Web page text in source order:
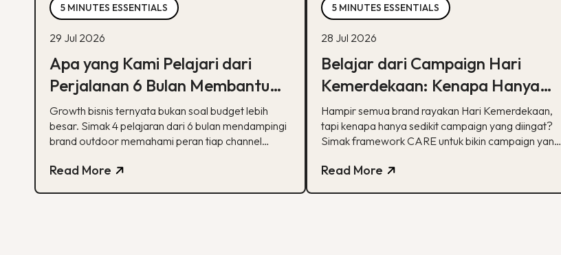
5 MINUTES ESSENTIALS
29 Jul 2026
Apa yang Kami Pelajari dari
Perjalanan 6 Bulan Membantu
Sebuah Brand Outdoor
Bertumbuh
Growth bisnis ternyata bukan soal budget lebih
besar. Simak 4 pelajaran dari 6 bulan mendampingi
brand outdoor memahami peran tiap channel
Read More
5 MINUTES ESSENTIALS
28 Jul 2026
Belajar dari Campaign Hari
Kemerdekaan: Kenapa Hanya
Sedikit yang Benar-Benar
Diingat?
Hampir semua brand rayakan Hari Kemerdekaan,
tapi kenapa hanya sedikit campaign yang diingat?
Simak framework CARE untuk bikin campaign yang
Read More